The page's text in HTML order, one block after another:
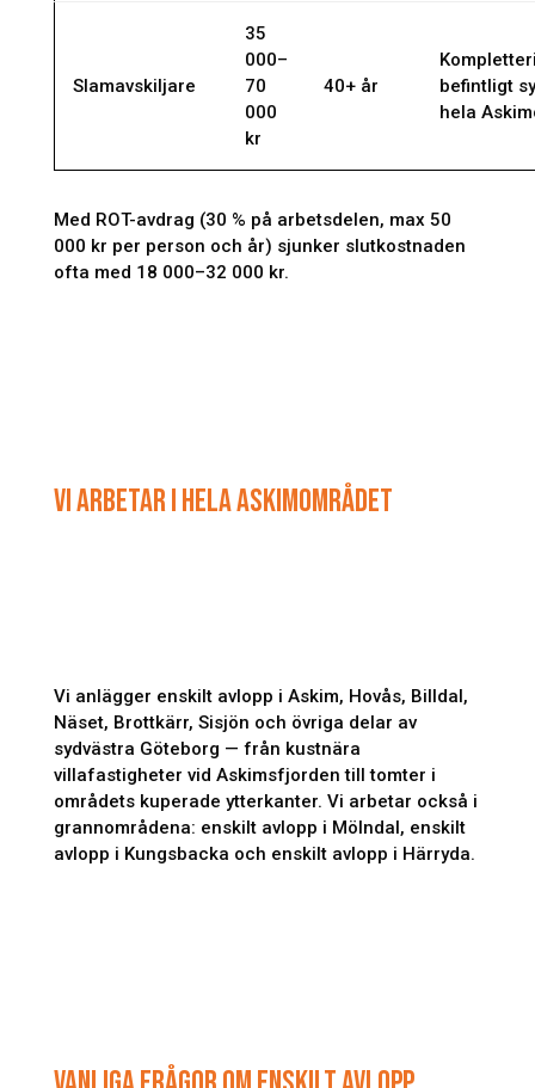
Slamavskiljare
35
000–
70
000
kr
40+ år
befintligt
hela
Med ROT-avdrag (30 % på arbetsdelen, max 50
000 kr per person och år) sjunker slutkostnaden
ofta med 18 000–32 000 kr.
VI ARBETAR I HELA ASKIMOMRÅDET
Vi anlägger enskilt avlopp i Askim, Hovås, Billdal,
Näset, Brottkärr, Sisjön och övriga delar av
sydvästra Göteborg — från kustnära
villafastigheter vid Askimsfjorden till tomter i
områdets kuperade ytterkanter. Vi arbetar också i
grannområdena: enskilt avlopp i Mölndal, enskilt
avlopp i Kungsbacka och enskilt avlopp i Härryda.